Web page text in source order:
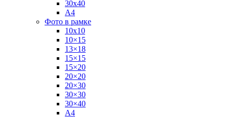
30х40
А4
Фото в рамке
10х10
10×15
13×18
15×15
15×20
20×20
20×30
30×30
30×40
A4